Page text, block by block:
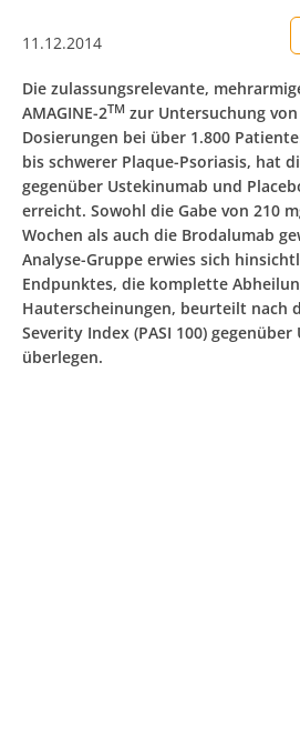
11.12.2014
Die zulassungsrelevante,
AMAGINE-2TM zur Untersuchung
Dosierungen bei über 1.800
bis schwerer Plaque-Psoriasis, hat
gegenüber Ustekinumab und
erreicht. Sowohl die Gabe von 210
Wochen als auch die Brodalumab
Analyse-Gruppe erwies sich
Endpunktes, die komplette
Hauterscheinungen, beurteilt nach
Severity Index (PASI 100)
überlegen.